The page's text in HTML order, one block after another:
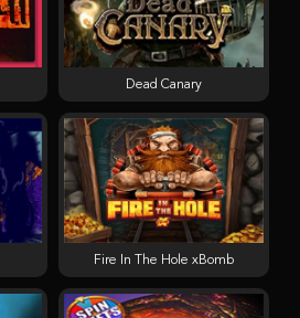
Fire In The Hole xBomb
Dead Canary